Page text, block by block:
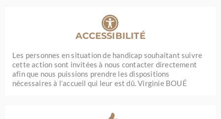
ACCESSIBILITÉ
Les personnes en situation de handicap souhaitant suivre
cette action sont invitées à nous contacter directement
afin que nous puissions prendre les dispositions
nécessaires à l’accueil qui leur est dû. Virginie BOUÉ